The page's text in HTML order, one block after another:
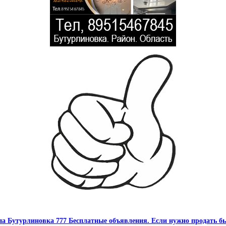
Бутурлиновка 777 Бесплатные объявления. Если нужно продать